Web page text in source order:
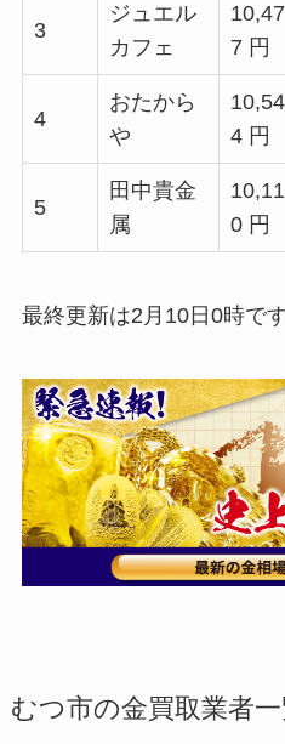
3
ジュエル
カフェ
10,47
7 円
4
おたから
や
10,54
4 円
5
田中貴金
属
10,11
0 円
最終更新は2月10日0時です
むつ市の金買取業者